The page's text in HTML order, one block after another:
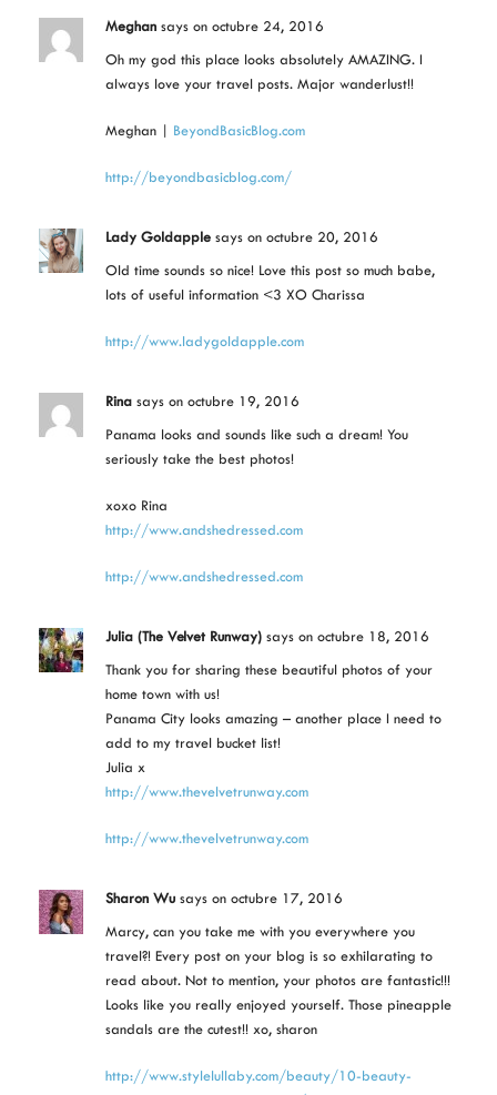
Meghan says on octubre 24, 2016
Oh my god this place looks absolutely AMAZING. I
always love your travel posts. Major wanderlust!!
Meghan | BeyondBasicBlog.com
http://beyondbasicblog.com/
Lady Goldapple says on octubre 20, 2016
Old time sounds so nice! Love this post so much babe,
lots of useful information <3 XO Charissa
http://www.ladygoldapple.com
Rina says on octubre 19, 2016
Panama looks and sounds like such a dream! You
seriously take the best photos!
xoxo Rina
http://www.andshedressed.com
http://www.andshedressed.com
Julia (The Velvet Runway) says on octubre 18, 2016
Thank you for sharing these beautiful photos of your
home town with us!
Panama City looks amazing – another place I need to
add to my travel bucket list!
Julia x
http://www.thevelvetrunway.com
http://www.thevelvetrunway.com
Sharon Wu says on octubre 17, 2016
Marcy, can you take me with you everywhere you
travel?! Every post on your blog is so exhilarating to
read about. Not to mention, your photos are fantastic!!!
Looks like you really enjoyed yourself. Those pineapple
sandals are the cutest!! xo, sharon
http://www.stylelullaby.com/beauty/10-beauty-